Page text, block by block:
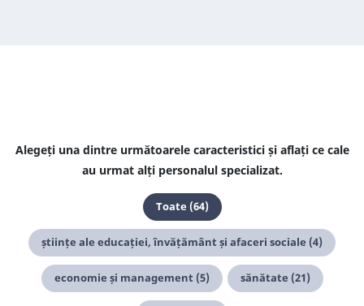
Alegeți una dintre următoarele caracteristici și aflați ce cale
au urmat alți personalul specializat.
Toate (64)
științe ale educației, învățământ și afaceri sociale (4)
economie și management (5) sănătate (21)